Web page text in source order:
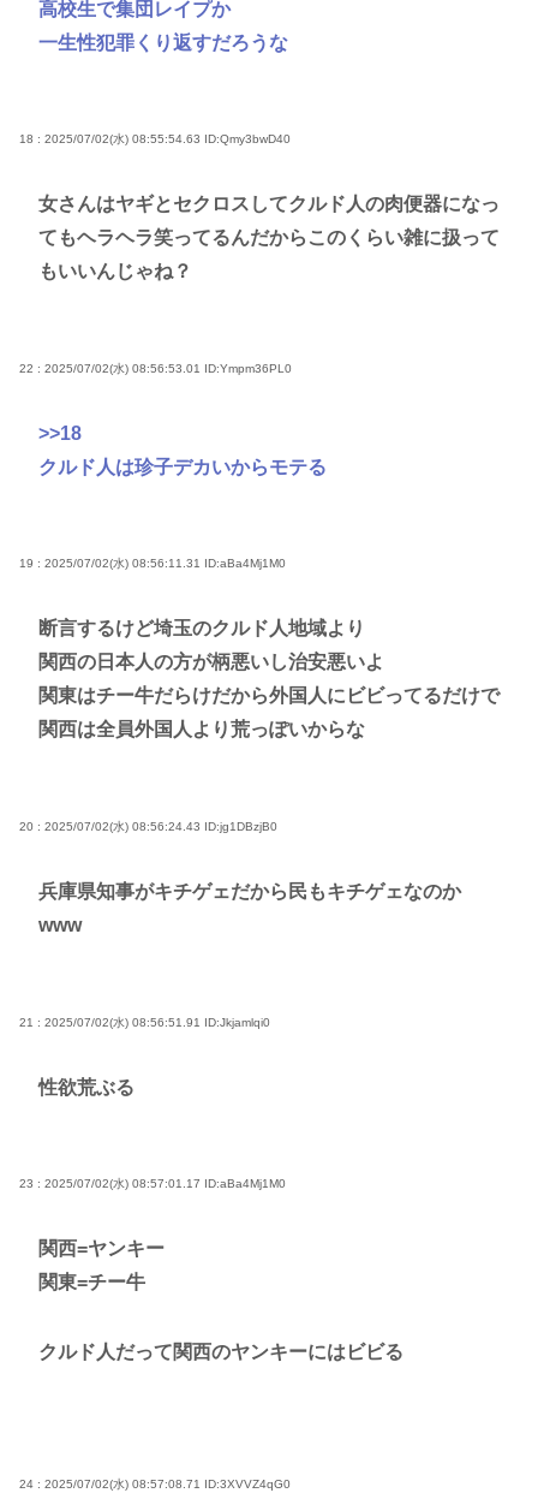
高校生で集団レイプか
一生性犯罪くり返すだろうな
18 : 2025/07/02(水) 08:55:54.63 ID:Qmy3bwD40
女さんはヤギとセクロスしてクルド人の肉便器になっ
てもヘラヘラ笑ってるんだからこのくらい雑に扱って
もいいんじゃね？
22 : 2025/07/02(水) 08:56:53.01 ID:Ympm36PL0
>>18
クルド人は珍子デカいからモテる
19 : 2025/07/02(水) 08:56:11.31 ID:aBa4Mj1M0
断言するけど埼玉のクルド人地域より
関西の日本人の方が柄悪いし治安悪いよ
関東はチー牛だらけだから外国人にビビってるだけで
関西は全員外国人より荒っぽいからな
20 : 2025/07/02(水) 08:56:24.43 ID:jg1DBzjB0
兵庫県知事がキチゲェだから民もキチゲェなのか
www
21 : 2025/07/02(水) 08:56:51.91 ID:Jkjamlqi0
性欲荒ぶる
23 : 2025/07/02(水) 08:57:01.17 ID:aBa4Mj1M0
関西=ヤンキー
関東=チー牛
クルド人だって関西のヤンキーにはビビる
24 : 2025/07/02(水) 08:57:08.71 ID:3XVVZ4qG0